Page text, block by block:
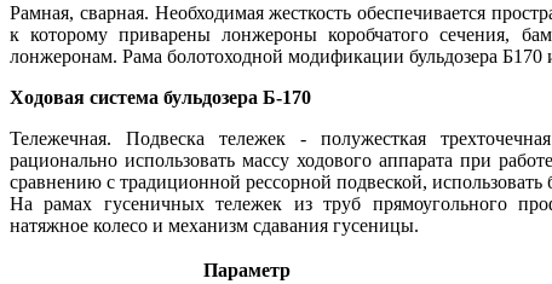
Рамная, сварная. Необходимая жесткость обеспечивается
к которому приварены лонжероны коробчатого сечения,
лонжеронам. Рама болотоходной модификации бульдозера
Ходовая система бульдозера Б-170
Тележечная. Подвеска тележек - полужесткая
рационально использовать массу ходового аппарата при
сравнению с традиционной рессорной подвеской, использовать
На рамах гусеничных тележек из труб прямоугольного
натяжное колесо и механизм сдавания гусеницы.
Параметр